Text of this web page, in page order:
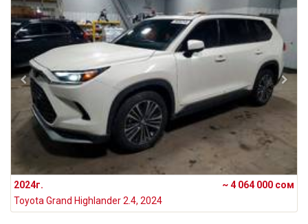
2024г.
~ 4 064 000 сом
Toyota Grand Highlander 2.4, 2024